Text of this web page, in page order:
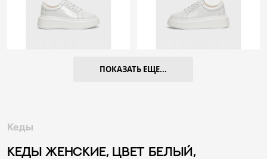
ПОКАЗАТЬ ЕЩЕ...
Кеды
КЕДЫ ЖЕНСКИЕ, ЦВЕТ БЕЛЫЙ,